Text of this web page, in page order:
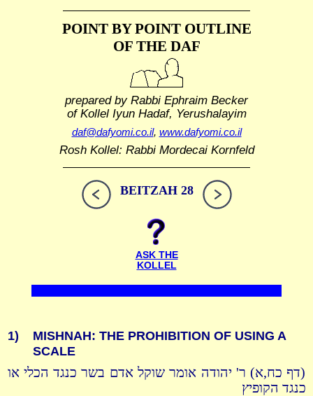
POINT BY POINT OUTLINE
OF THE DAF
prepared by Rabbi Ephraim Becker
of Kollel Iyun Hadaf, Yerushalayim
daf@dafyomi.co.il, www.dafyomi.co.il
Rosh Kollel: Rabbi Mordecai Kornfeld
BEITZAH 28
ASK THE
KOLLEL
1)
MISHNAH: THE PROHIBITION OF USING A
SCALE
(דף כח,א) ר' יהודה אומר שוקל אדם בשר כנגד הכלי או
כנגד הקופיץ